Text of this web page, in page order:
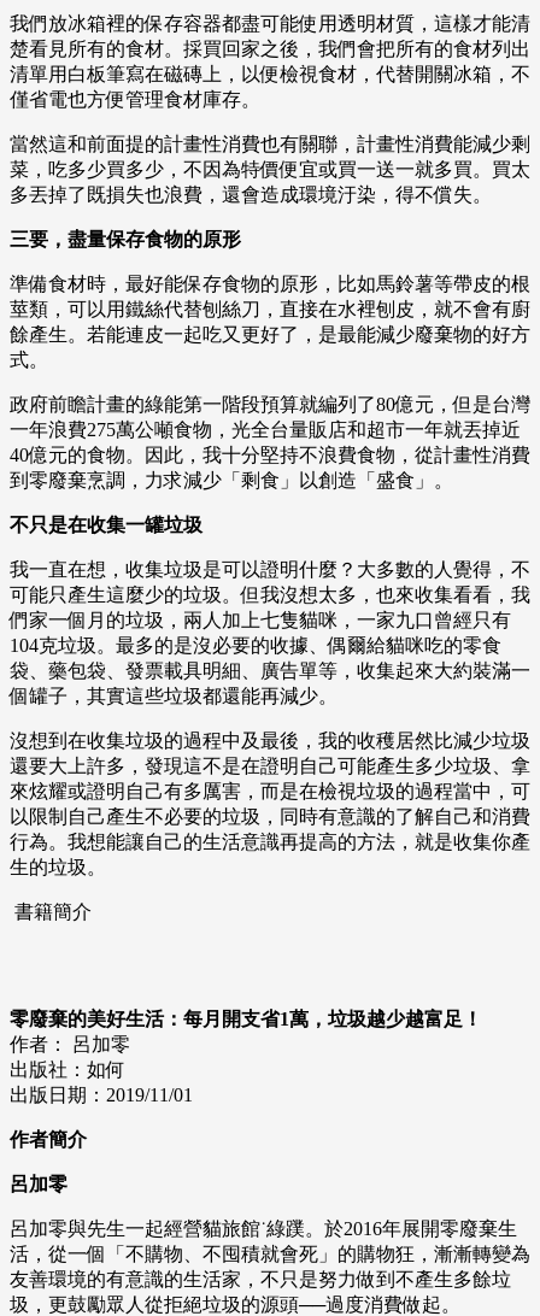
我們放冰箱裡的保存容器都盡可能使用透明材質，這樣才能清
楚看見所有的食材。採買回家之後，我們會把所有的食材列出
清單用白板筆寫在磁磚上，以便檢視食材，代替開關冰箱，不
僅省電也方便管理食材庫存。
當然這和前面提的計畫性消費也有關聯，計畫性消費能減少剩
菜，吃多少買多少，不因為特價便宜或買一送一就多買。買太
多丟掉了既損失也浪費，還會造成環境汙染，得不償失。
三要，盡量保存食物的原形
準備食材時，最好能保存食物的原形，比如馬鈴薯等帶皮的根
莖類，可以用鐵絲代替刨絲刀，直接在水裡刨皮，就不會有廚
餘產生。若能連皮一起吃又更好了，是最能減少廢棄物的好方
式。
政府前瞻計畫的綠能第一階段預算就編列了80億元，但是台灣
一年浪費275萬公噸食物，光全台量販店和超市一年就丟掉近
40億元的食物。因此，我十分堅持不浪費食物，從計畫性消費
到零廢棄烹調，力求減少「剩食」以創造「盛食」。
不只是在收集一罐垃圾
我一直在想，收集垃圾是可以證明什麼？大多數的人覺得，不
可能只產生這麼少的垃圾。但我沒想太多，也來收集看看，我
們家一個月的垃圾，兩人加上七隻貓咪，一家九口曾經只有
104克垃圾。最多的是沒必要的收據、偶爾給貓咪吃的零食
袋、藥包袋、發票載具明細、廣告單等，收集起來大約裝滿一
個罐子，其實這些垃圾都還能再減少。
沒想到在收集垃圾的過程中及最後，我的收穫居然比減少垃圾
還要大上許多，發現這不是在證明自己可能產生多少垃圾、拿
來炫耀或證明自己有多厲害，而是在檢視垃圾的過程當中，可
以限制自己產生不必要的垃圾，同時有意識的了解自己和消費
行為。我想能讓自己的生活意識再提高的方法，就是收集你產
生的垃圾。
書籍簡介
零廢棄的美好生活：每月開支省1萬，垃圾越少越富足！
作者： 呂加零
出版社：如何
出版日期：2019/11/01
作者簡介
呂加零
呂加零與先生一起經營貓旅館˙綠蹼。於2016年展開零廢棄生
活，從一個「不購物、不囤積就會死」的購物狂，漸漸轉變為
友善環境的有意識的生活家，不只是努力做到不產生多餘垃
圾，更鼓勵眾人從拒絕垃圾的源頭──過度消費做起。